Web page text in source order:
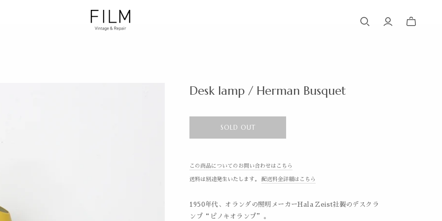
Desk lamp / Herman Busquet
SOLD OUT
この商品についてのお問い合わせはこちら
送料は別途発生いたします。 配送料金詳細はこちら
1950年代、オランダの照明メーカーHala Zeist社製のデスクラ
ンプ“ピノキオランプ”。